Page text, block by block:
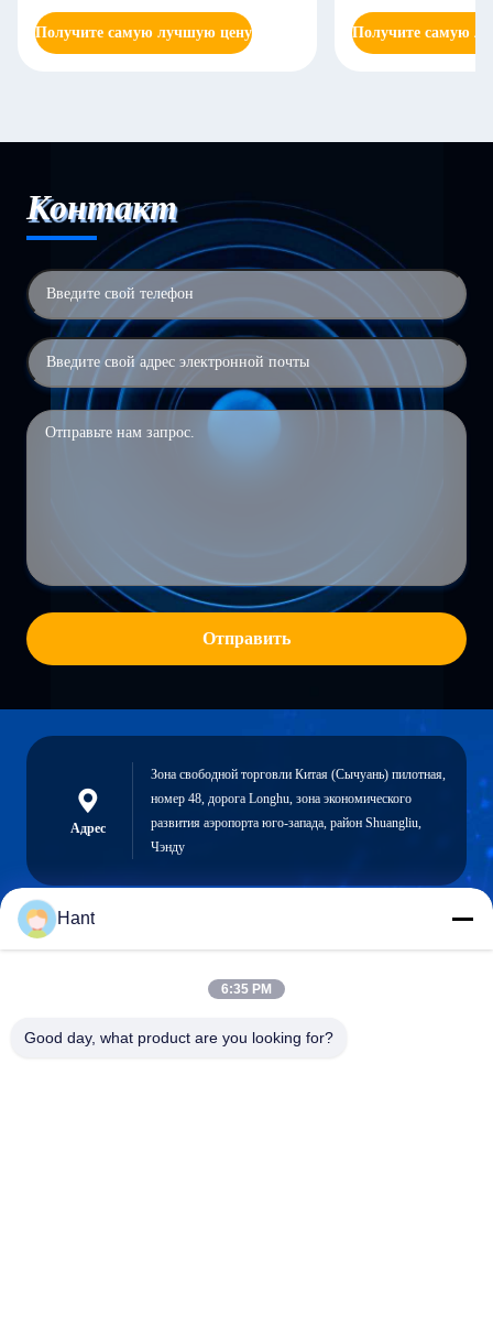
G652d множественный свободный
Получите самую лучшую цену
Получите самую
Контакт
Отправить
Адрес
Зона свободной торговли Китая (Сычуань) пилотная,
номер 48, дорога Longhu, зона экономического
развития аэропорта юго-запада, район Shuangliu,
Чэнду
Hant
6:35 PM
Good day, what product are you looking for?